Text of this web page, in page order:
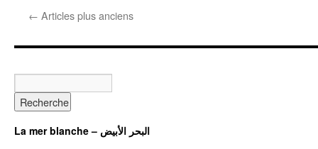
← Articles plus anciens
La mer blanche – البحر الأبيض